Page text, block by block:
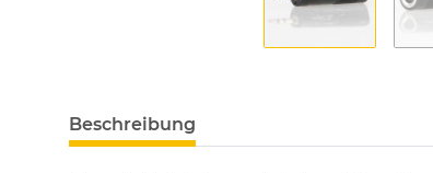
Beschreibung